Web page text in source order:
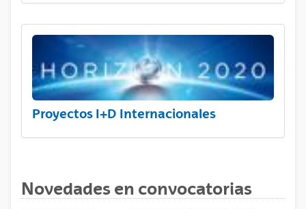
Proyectos I+D Internacionales
Novedades en convocatorias